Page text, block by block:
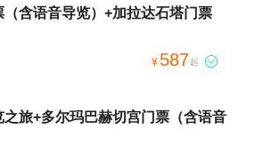
含语音导览）+加拉达石塔门票
¥ 587起 
旅+多尔玛巴赫切宫门票（含语音